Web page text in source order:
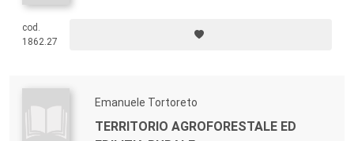
cod.
1862.27
Emanuele Tortoreto
TERRITORIO AGROFORESTALE ED